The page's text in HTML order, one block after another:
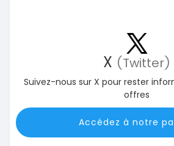
X (Twitter)
Suivez-nous sur X pour rester
offres
Accédez à notre